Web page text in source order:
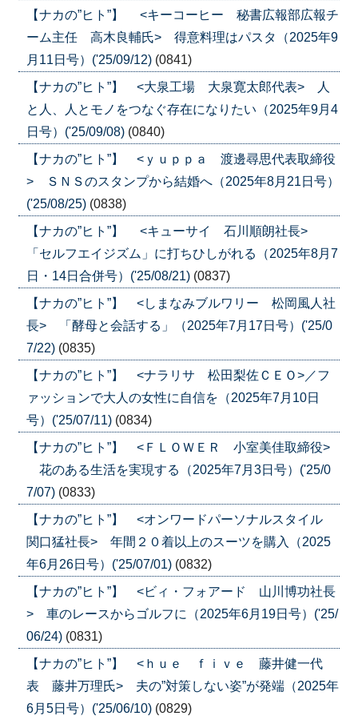
【ナカの”ヒト”】 <キーコーヒー 秘書広報部広報チ
ーム主任 高木良輔氏> 得意料理はパスタ（2025年9
月11日号）('25/09/12) (0841)
【ナカの”ヒト”】 <大泉工場 大泉寛太郎代表> 人
と人、人とモノをつなぐ存在になりたい（2025年9月4
日号）('25/09/08) (0840)
【ナカの”ヒト”】 <ｙｕｐｐａ 渡邊尋思代表取締役
> ＳＮＳのスタンプから結婚へ（2025年8月21日号）
('25/08/25) (0838)
【ナカの”ヒト”】 <キューサイ 石川順朗社長>
「セルフエイジズム」に打ちひしがれる（2025年8月7
日・14日合併号）('25/08/21) (0837)
【ナカの”ヒト”】 <しまなみブルワリー 松岡風人社
長> 「酵母と会話する」（2025年7月17日号）('25/0
7/22) (0835)
【ナカの”ヒト”】 <ナラリサ 松田梨佐ＣＥＯ>／フ
ァッションで大人の女性に自信を（2025年7月10日
号）('25/07/11) (0834)
【ナカの”ヒト”】 <ＦＬＯＷＥＲ 小室美佳取締役>
花のある生活を実現する（2025年7月3日号）('25/0
7/07) (0833)
【ナカの”ヒト”】 <オンワードパーソナルスタイル
関口猛社長> 年間２０着以上のスーツを購入（2025
年6月26日号）('25/07/01) (0832)
【ナカの”ヒト”】 <ビィ・フォアード 山川博功社長
> 車のレースからゴルフに（2025年6月19日号）('25/
06/24) (0831)
【ナカの”ヒト”】 <ｈｕｅ ｆｉｖｅ 藤井健一代
表 藤井万理氏> 夫の”対策しない姿”が発端（2025年
6月5日号）('25/06/10) (0829)